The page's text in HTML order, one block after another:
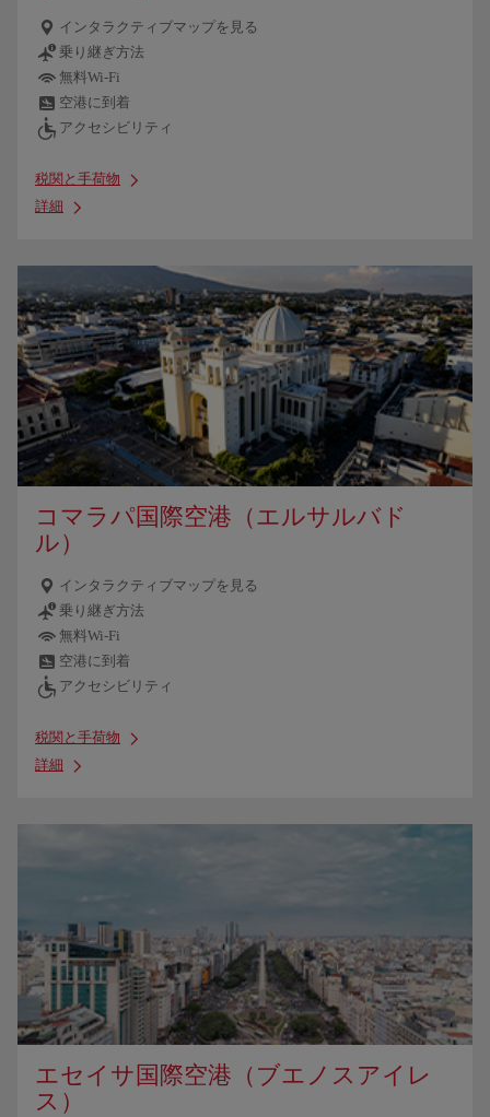
インタラクティブマップを見る
乗り継ぎ方法
無料Wi-Fi
空港に到着
アクセシビリティ
税関と手荷物
詳細
コマラパ国際空港（エルサルバド
ル）
インタラクティブマップを見る
乗り継ぎ方法
無料Wi-Fi
空港に到着
アクセシビリティ
税関と手荷物
詳細
エセイサ国際空港（ブエノスアイレ
ス）